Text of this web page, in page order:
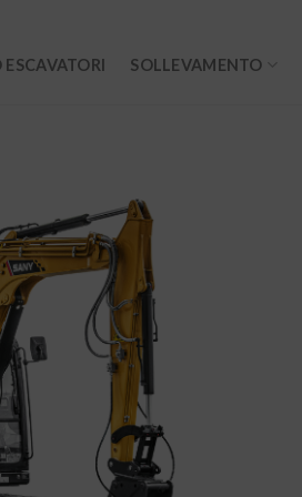
SOLLEVAMENTO